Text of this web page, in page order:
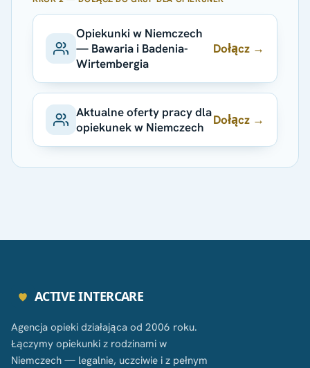
Opiekunki w Niemczech
— Bawaria i Badenia-
Wirtembergia
Dołącz →
Aktualne oferty pracy dla
opiekunek w Niemczech
Dołącz →
ACTIVE INTERCARE
Agencja opieki działająca od 2006 roku.
Łączymy opiekunki z rodzinami w
Niemczech — legalnie, uczciwie i z pełnym